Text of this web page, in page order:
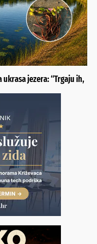
jezera: “Trgaju ih,